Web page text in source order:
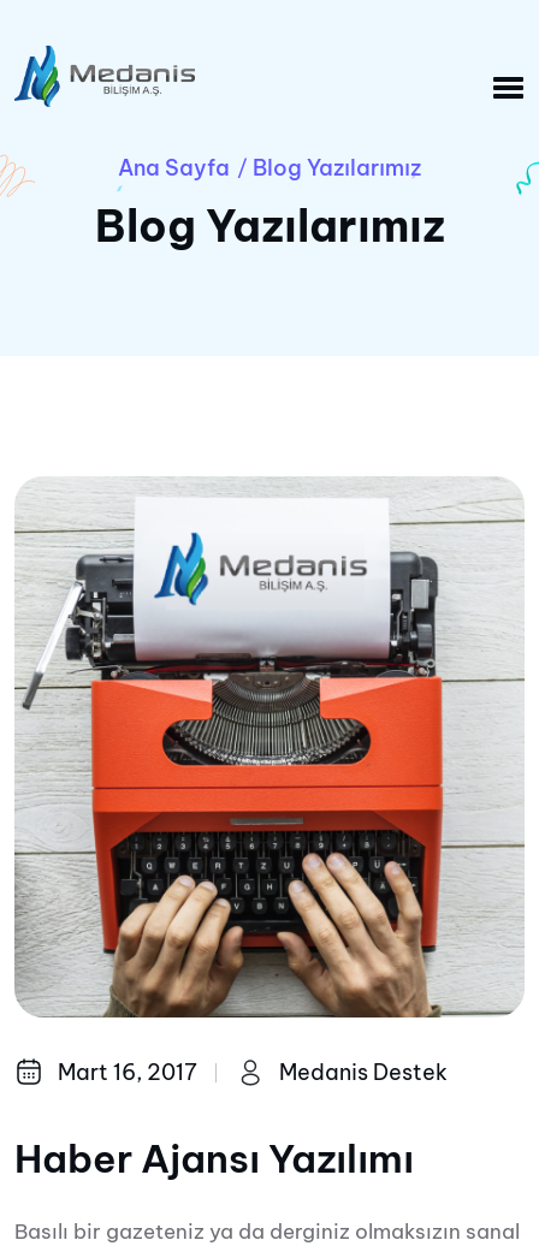
Ana Sayfa / Blog Yazılarımız
Blog Yazılarımız
Mart 16, 2017 Medanis Destek
Haber Ajansı Yazılımı
Basılı bir gazeteniz ya da derginiz olmaksızın sanal